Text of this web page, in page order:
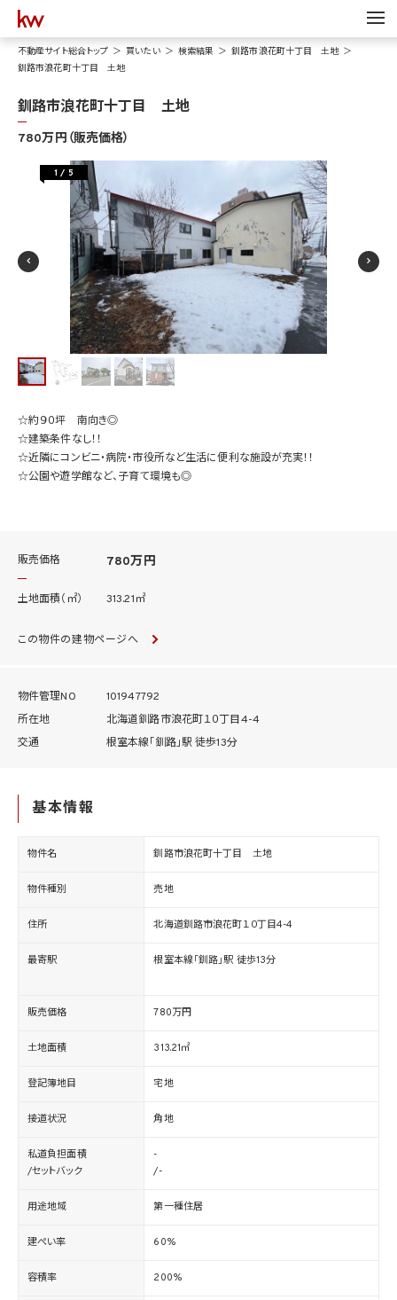
不動産サイト総合トップ 買いたい 検索結果
釧路市浪花町十丁目 土地
釧路市浪花町十丁目 土地
釧路市浪花町十丁目 土地
780万円（販売価格）
1 / 5
☆約９０坪 南向き◎
☆建築条件なし！！
☆近隣にコンビニ・病院・市役所など生活に便利な施設が充実！！
☆公園や遊学館など、子育て環境も◎
販売価格 780万円
土地面積（㎡） 313.21㎡
この物件の建物ページへ
物件管理NO
101947792
所在地
北海道釧路市浪花町１０丁目4-4
交通
根室本線「釧路」駅 徒歩13分
基本情報
物件名 釧路市浪花町十丁目 土地
物件種別 売地
住所 北海道釧路市浪花町１０丁目4-4
最寄駅 根室本線「釧路」駅 徒歩13分
販売価格 780万円
土地面積 313.21㎡
登記簿地目 宅地
接道状況 角地
私道負担面積
/セットバック
-
/-
用途地域 第一種住居
建ぺい率 60%
容積率 200%